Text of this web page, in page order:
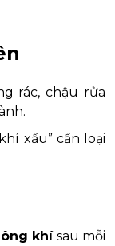
rác, chậu rửa
xấu” cần loại
khísau mỗi